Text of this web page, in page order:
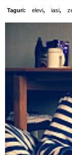
Taguri: elevi, iasi,